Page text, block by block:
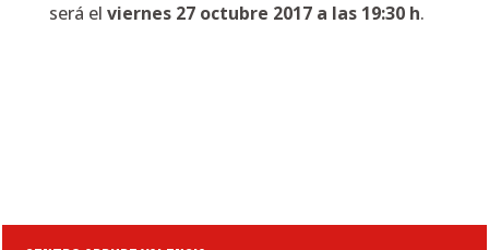
será el viernes 27 octubre 2017 a las 19:30 h.